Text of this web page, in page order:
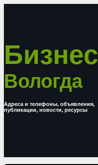
Бизнес
Вологда
Адреса и телефоны, объявления,
публикации, новости, ресурсы